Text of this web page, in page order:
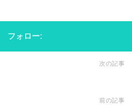
フォロー:
次の記事
前の記事